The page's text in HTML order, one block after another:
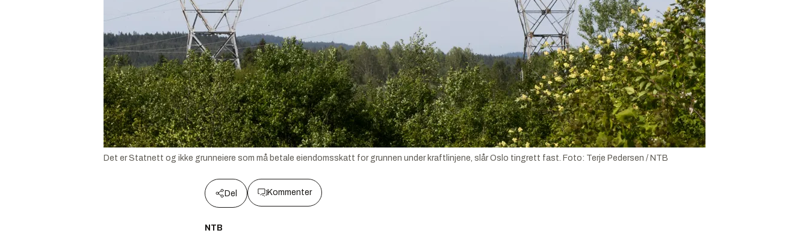
Det er Statnett og ikke grunneiere som må betale eiendomsskatt for grunnen under kraftlinjene, slår Oslo tingrett fast. Foto: Terje Pedersen / NTB
Del Kommenter
NTB